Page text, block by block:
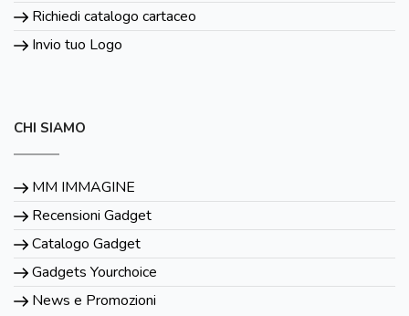
Richiedi catalogo cartaceo
Invio tuo Logo
CHI SIAMO
MM IMMAGINE
Recensioni Gadget
Catalogo Gadget
Gadgets Yourchoice
News e Promozioni